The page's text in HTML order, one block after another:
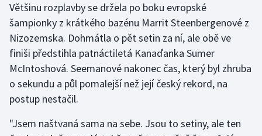
Házená
Jezdectví
Judo
Krasobruslení
Lezení
Většinu rozplavby se držela po boku evropské
šampionky z krátkého bazénu Marrit Steenbergenové z
Nizozemska. Dohmátla o pět setin za ní, ale obě ve
finiši předstihla patnáctiletá Kanaďanka Sumer
McIntoshová. Seemanové nakonec čas, který byl zhruba
o sekundu a půl pomalejší než její český rekord, na
postup nestačil.
"Jsem naštvaná sama na sebe. Jsou to setiny, ale ten